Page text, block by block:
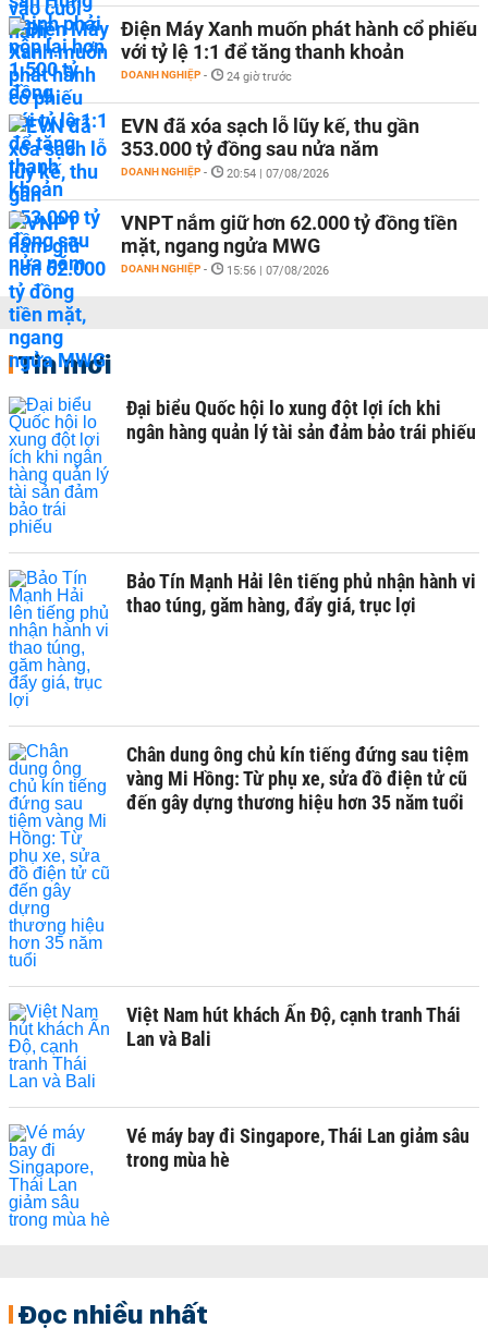
Điện Máy Xanh muốn phát hành cổ phiếu
với tỷ lệ 1:1 để tăng thanh khoản
DOANH NGHIỆP - 24 giờ trước
EVN đã xóa sạch lỗ lũy kế, thu gần
353.000 tỷ đồng sau nửa năm
DOANH NGHIỆP - 20:54 | 07/08/2026
VNPT nắm giữ hơn 62.000 tỷ đồng tiền
mặt, ngang ngửa MWG
DOANH NGHIỆP - 15:56 | 07/08/2026
Tin mới
Đại biểu Quốc hội lo xung đột lợi ích khi
ngân hàng quản lý tài sản đảm bảo trái phiếu
Bảo Tín Mạnh Hải lên tiếng phủ nhận hành vi
thao túng, găm hàng, đẩy giá, trục lợi
Chân dung ông chủ kín tiếng đứng sau tiệm
vàng Mi Hồng: Từ phụ xe, sửa đồ điện tử cũ
đến gây dựng thương hiệu hơn 35 năm tuổi
Việt Nam hút khách Ấn Độ, cạnh tranh Thái
Lan và Bali
Vé máy bay đi Singapore, Thái Lan giảm sâu
trong mùa hè
Đọc nhiều nhất